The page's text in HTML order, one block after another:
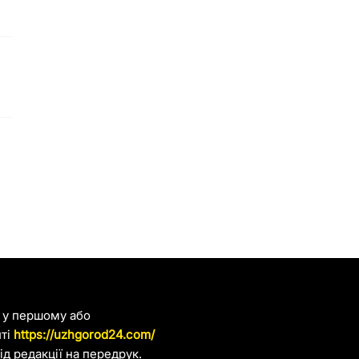
у першому або
https://uzhgorod24.com/
редакції на передрук.